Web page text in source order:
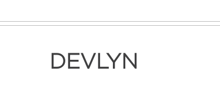
DEVLYN